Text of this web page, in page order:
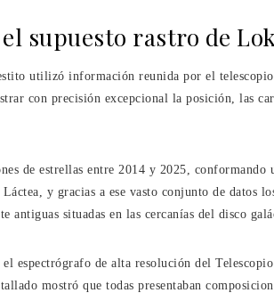
supuesto rastro de
utilizó información reunida por el
con precisión excepcional la posición, las
de estrellas entre 2014 y 2025, conformando
y gracias a ese vasto conjunto de datos
antiguas situadas en las cercanías del disco
espectrógrafo de alta resolución del
mostró que todas presentaban